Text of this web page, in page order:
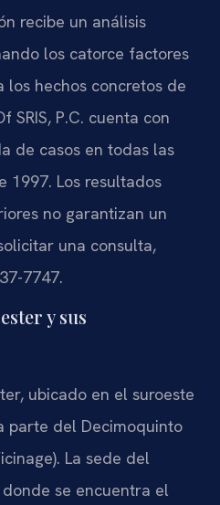
recibe un análisis
los catorce factores
los hechos concretos de
SRIS, P.C. cuenta con
de casos en todas las
1997. Los resultados
no garantizan un
una consulta,
7747.
y sus
ubicado en el suroeste
parte del Decimoquinto
La sede del
se encuentra el